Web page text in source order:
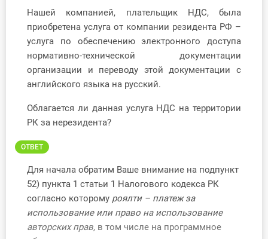
Инструменты
Вебинары
Справочник бухгалтера
Практика ИП
Кадры. Труд. Зарплата.
Учет по отраслям
Юридический помощник
Нашей компанией, плательщик НДС, была
приобретена услуга от компании резидента РФ –
услуга по обеспечению электронного доступа
нормативно-технической документации
организации и переводу этой документации с
английского языка на русский.
Облагается ли данная услуга НДС на территории
РК за нерезидента?
ОТВЕТ
Для начала обратим Ваше внимание на подпункт
52) пункта 1 статьи 1 Налогового кодекса РК
согласно которому роялти – платеж за
использование или право на использование
авторских прав, в том числе на программное